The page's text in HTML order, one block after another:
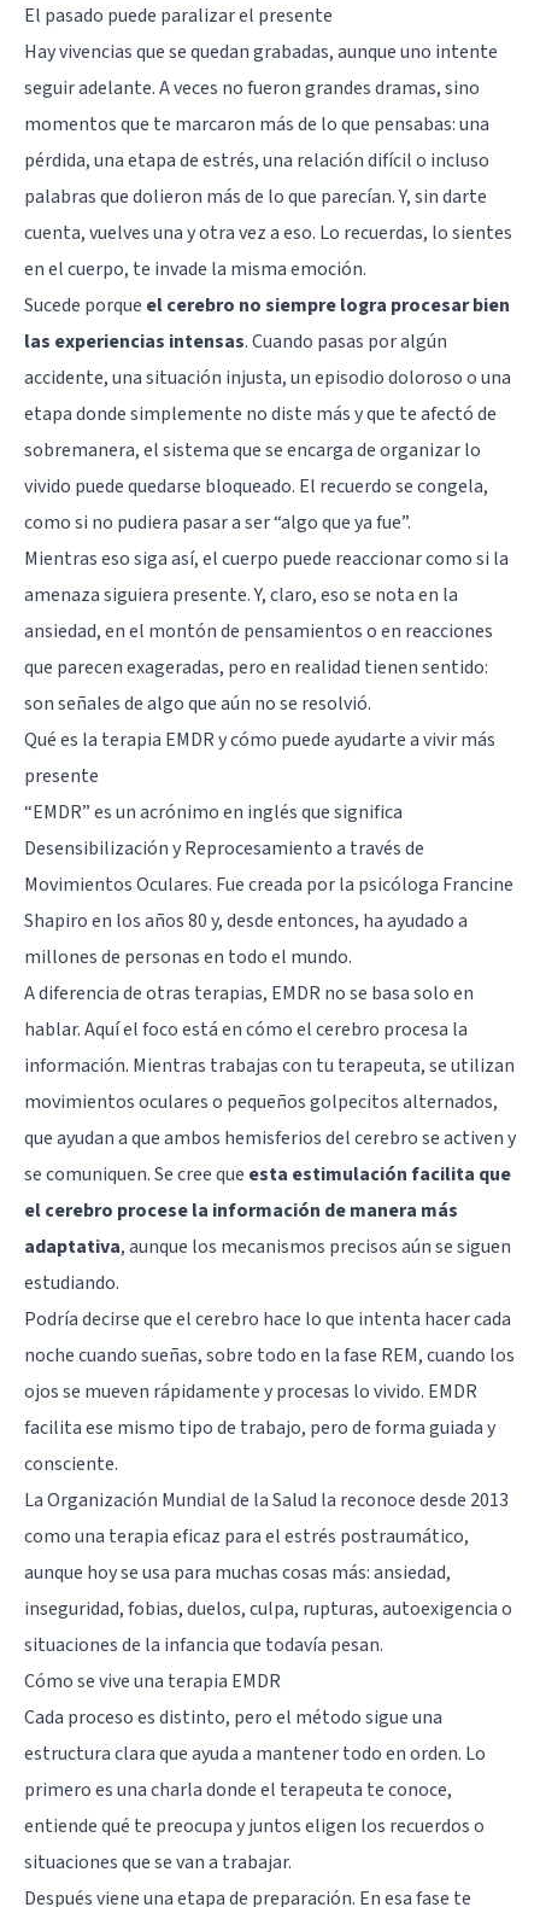
El pasado puede paralizar el presente
Hay vivencias que se quedan grabadas, aunque uno intente
seguir adelante. A veces no fueron grandes dramas, sino
momentos que te marcaron más de lo que pensabas: una
pérdida, una etapa de estrés, una relación difícil o incluso
palabras que dolieron más de lo que parecían. Y, sin darte
cuenta, vuelves una y otra vez a eso. Lo recuerdas, lo sientes
en el cuerpo, te invade la misma emoción.
Sucede porque el cerebro no siempre logra procesar bien
las experiencias intensas. Cuando pasas por algún
accidente, una situación injusta, un episodio doloroso o una
etapa donde simplemente no diste más y que te afectó de
sobremanera, el sistema que se encarga de organizar lo
vivido puede quedarse bloqueado. El recuerdo se congela,
como si no pudiera pasar a ser “algo que ya fue”.
Mientras eso siga así, el cuerpo puede reaccionar como si la
amenaza siguiera presente. Y, claro, eso se nota en la
ansiedad, en el montón de pensamientos o en reacciones
que parecen exageradas, pero en realidad tienen sentido:
son señales de algo que aún no se resolvió.
Qué es la terapia EMDR y cómo puede ayudarte a vivir más
presente
“EMDR” es un acrónimo en inglés que significa
Desensibilización y Reprocesamiento a través de
Movimientos Oculares. Fue creada por la psicóloga Francine
Shapiro en los años 80 y, desde entonces, ha ayudado a
millones de personas en todo el mundo.
A diferencia de otras terapias, EMDR no se basa solo en
hablar. Aquí el foco está en cómo el cerebro procesa la
información. Mientras trabajas con tu terapeuta, se utilizan
movimientos oculares o pequeños golpecitos alternados,
que ayudan a que ambos hemisferios del cerebro se activen y
se comuniquen. Se cree que esta estimulación facilita que
el cerebro procese la información de manera más
adaptativa, aunque los mecanismos precisos aún se siguen
estudiando.
Podría decirse que el cerebro hace lo que intenta hacer cada
noche cuando sueñas, sobre todo en la fase REM, cuando los
ojos se mueven rápidamente y procesas lo vivido. EMDR
facilita ese mismo tipo de trabajo, pero de forma guiada y
consciente.
La Organización Mundial de la Salud la reconoce desde 2013
como una terapia eficaz para el estrés postraumático,
aunque hoy se usa para muchas cosas más: ansiedad,
inseguridad, fobias, duelos, culpa, rupturas, autoexigencia o
situaciones de la infancia que todavía pesan.
Cómo se vive una terapia EMDR
Cada proceso es distinto, pero el método sigue una
estructura clara que ayuda a mantener todo en orden. Lo
primero es una charla donde el terapeuta te conoce,
entiende qué te preocupa y juntos eligen los recuerdos o
situaciones que se van a trabajar.
Después viene una etapa de preparación. En esa fase te